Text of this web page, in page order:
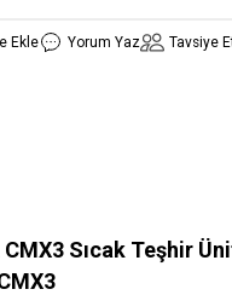
Yorum Yaz Tavsiye
Sıcak Teşhir